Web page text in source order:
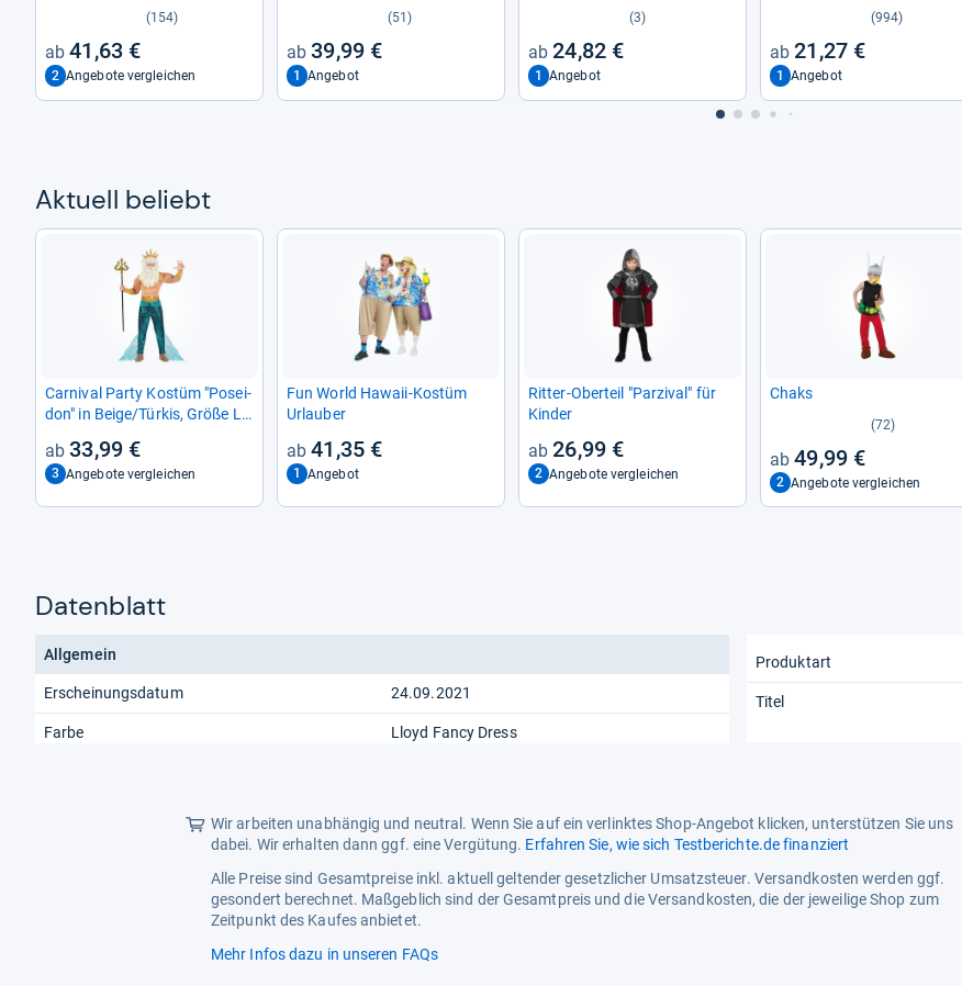
(154)
41,63 €
2 Angebote vergleichen
(51)
39,99 €
1 Angebot
Größe 5–6 Jahre
(3)
24,82 €
1 Angebot
Cha­rak­ter-​Out­fit, klas­si­sches
Kind, Größe S (4-​6), Grau
(994)
21,27 €
1 Angebot
Aktu­ell beliebt
Car­ni­val Party Kostüm "Posei­
don" in Beige/Tür­kis, Größe L
33,99 €
3 Angebote vergleichen
Fun World Hawaii-​Kostüm
Urlau­ber
41,35 €
1 Angebot
Rit­ter-​Ober­teil "Par­zi­val" für
Kin­der
26,99 €
2 Angebote vergleichen
Chaks
(72)
49,99 €
2 Angebote vergleichen
Datenblatt
Allgemein
Erscheinungsdatum 24.09.2021
Farbe Lloyd Fancy Dress
Produktart
Titel
Wir arbeiten unabhängig und neutral. Wenn Sie auf ein verlinktes Shop-Angebot klicken, unterstützen Sie uns
dabei. Wir erhalten dann ggf. eine Vergütung. Erfahren Sie, wie sich Testberichte.de finanziert
Alle Preise sind Gesamtpreise inkl. aktuell geltender gesetzlicher Umsatzsteuer. Versandkosten werden ggf.
gesondert berechnet. Maßgeblich sind der Gesamtpreis und die Versandkosten, die der jeweilige Shop zum
Zeitpunkt des Kaufes anbietet.
Mehr Infos dazu in unseren FAQs